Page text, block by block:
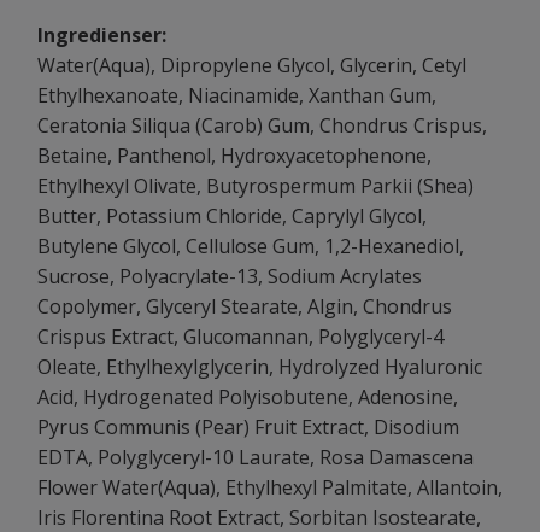
Ingredienser:
Water(Aqua), Dipropylene Glycol, Glycerin, Cetyl
Ethylhexanoate, Niacinamide, Xanthan Gum,
Ceratonia Siliqua (Carob) Gum, Chondrus Crispus,
Betaine, Panthenol, Hydroxyacetophenone,
Ethylhexyl Olivate, Butyrospermum Parkii (Shea)
Butter, Potassium Chloride, Caprylyl Glycol,
Butylene Glycol, Cellulose Gum, 1,2-Hexanediol,
Sucrose, Polyacrylate-13, Sodium Acrylates
Copolymer, Glyceryl Stearate, Algin, Chondrus
Crispus Extract, Glucomannan, Polyglyceryl-4
Oleate, Ethylhexylglycerin, Hydrolyzed Hyaluronic
Acid, Hydrogenated Polyisobutene, Adenosine,
Pyrus Communis (Pear) Fruit Extract, Disodium
EDTA, Polyglyceryl-10 Laurate, Rosa Damascena
Flower Water(Aqua), Ethylhexyl Palmitate, Allantoin,
Iris Florentina Root Extract, Sorbitan Isostearate,